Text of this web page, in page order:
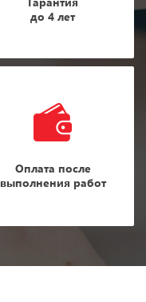
до 4 лет
Оплата после
выполнения работ